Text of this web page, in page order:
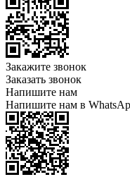
Закажите звонок
Заказать звонок
Напишите нам
Напишите нам в